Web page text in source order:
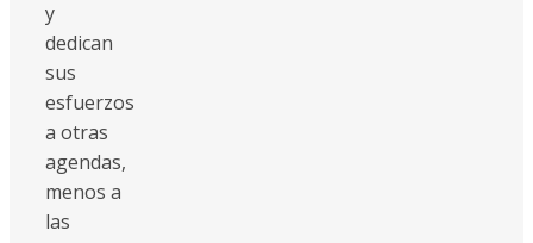
y
dedican
sus
esfuerzos
a otras
agendas,
menos a
las